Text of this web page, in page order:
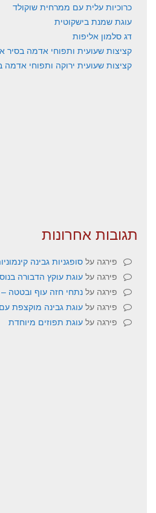
כרוכיות עלית עם ממרחית שוקולד
עוגת שמנת בישקוטית
דג סלמון אליפות
קציצות שעועית ותפוחי אדמה בסיר
קציצות שעועית ירוקה ותפוחי אדמה
תגובות אחרונות
פירגה על סופגניות גבינה
פירגה על עוגת עוקץ הדבורה
פירגה על נתחי חזה עוף ובטטה –
פירגה על עוגת גבינה מוקצפת
פירגה על עוגת תפוזים מיוחדת